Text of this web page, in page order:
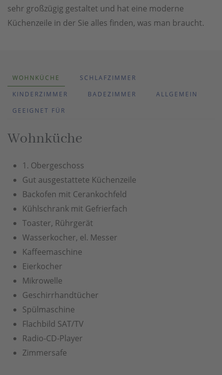
sehr großzügig gestaltet und hat eine moderne
Küchenzeile in der Sie alles finden, was man braucht.
WOHNKÜCHE
SCHLAFZIMMER
KINDERZIMMER
BADEZIMMER
ALLGEMEIN
GEEIGNET FÜR
Wohnküche
1. Obergeschoss
Gut ausgestattete Küchenzeile
Backofen mit Cerankochfeld
Kühlschrank mit Gefrierfach
Toaster, Rührgerät
Wasserkocher, el. Messer
Kaffeemaschine
Eierkocher
Mikrowelle
Geschirrhandtücher
Spülmaschine
Flachbild SAT/TV
Radio-CD-Player
Zimmersafe